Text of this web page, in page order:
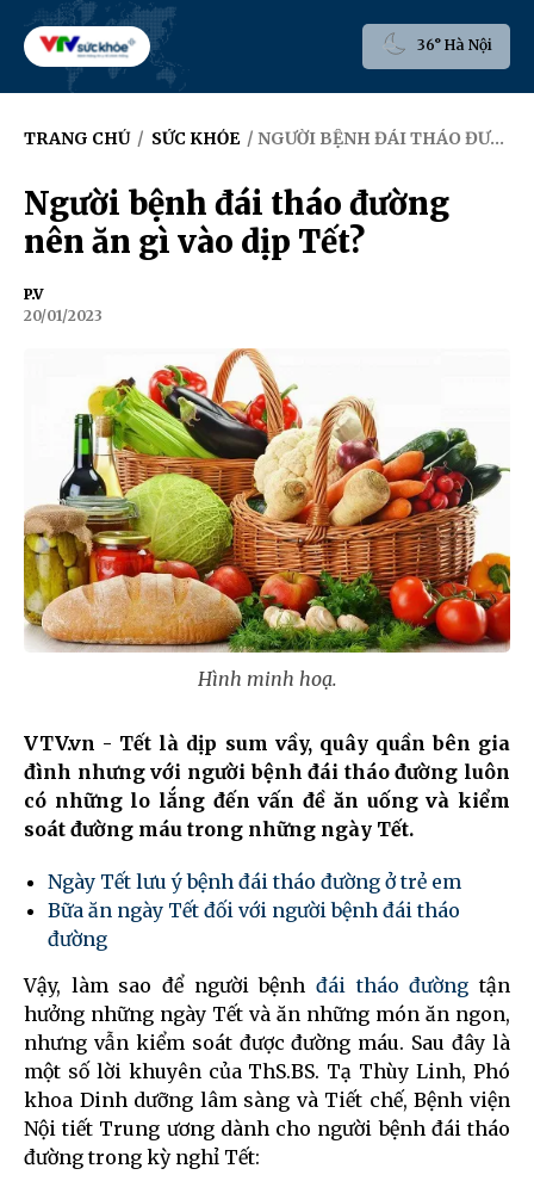
36° Hà Nội
TRANG CHỦ / SỨC KHỎE / NGƯỜI BỆNH ĐÁI THÁO ĐƯỜNG NÊN ĂN GÌ VÀO DỊP TẾT?
Người bệnh đái tháo đường
nên ăn gì vào dịp Tết?
P.V
20/01/2023
Hình minh hoạ.
VTV.vn - Tết là dịp sum vầy, quây quần bên gia
đình nhưng với người bệnh đái tháo đường luôn
có những lo lắng đến vấn đề ăn uống và kiểm
soát đường máu trong những ngày Tết.
Ngày Tết lưu ý bệnh đái tháo đường ở trẻ em
Bữa ăn ngày Tết đối với người bệnh đái tháo
đường
Vậy, làm sao để người bệnh đái tháo đường tận
hưởng những ngày Tết và ăn những món ăn ngon,
nhưng vẫn kiểm soát được đường máu. Sau đây là
một số lời khuyên của ThS.BS. Tạ Thùy Linh, Phó
khoa Dinh dưỡng lâm sàng và Tiết chế, Bệnh viện
Nội tiết Trung ương dành cho người bệnh đái tháo
đường trong kỳ nghỉ Tết: